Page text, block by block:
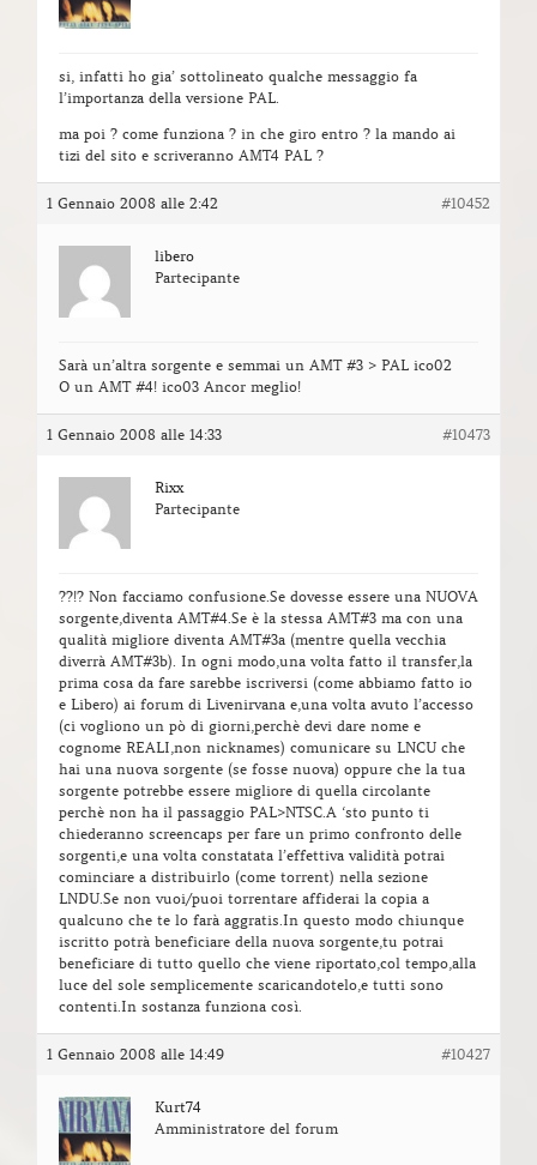
si, infatti ho gia’ sottolineato qualche messaggio fa
l’importanza della versione PAL.
ma poi ? come funziona ? in che giro entro ? la mando ai
tizi del sito e scriveranno AMT4 PAL ?
1 Gennaio 2008 alle 2:42 #10452
libero
Partecipante
Sarà un’altra sorgente e semmai un AMT #3 > PAL ico02
O un AMT #4! ico03 Ancor meglio!
1 Gennaio 2008 alle 14:33 #10473
Rixx
Partecipante
??!? Non facciamo confusione.Se dovesse essere una NUOVA
sorgente,diventa AMT#4.Se è la stessa AMT#3 ma con una
qualità migliore diventa AMT#3a (mentre quella vecchia
diverrà AMT#3b). In ogni modo,una volta fatto il transfer,la
prima cosa da fare sarebbe iscriversi (come abbiamo fatto io
e Libero) ai forum di Livenirvana e,una volta avuto l’accesso
(ci vogliono un pò di giorni,perchè devi dare nome e
cognome REALI,non nicknames) comunicare su LNCU che
hai una nuova sorgente (se fosse nuova) oppure che la tua
sorgente potrebbe essere migliore di quella circolante
perchè non ha il passaggio PAL>NTSC.A ‘sto punto ti
chiederanno screencaps per fare un primo confronto delle
sorgenti,e una volta constatata l’effettiva validità potrai
cominciare a distribuirlo (come torrent) nella sezione
LNDU.Se non vuoi/puoi torrentare affiderai la copia a
qualcuno che te lo farà aggratis.In questo modo chiunque
iscritto potrà beneficiare della nuova sorgente,tu potrai
beneficiare di tutto quello che viene riportato,col tempo,alla
luce del sole semplicemente scaricandotelo,e tutti sono
contenti.In sostanza funziona così.
1 Gennaio 2008 alle 14:49 #10427
Kurt74
Amministratore del forum